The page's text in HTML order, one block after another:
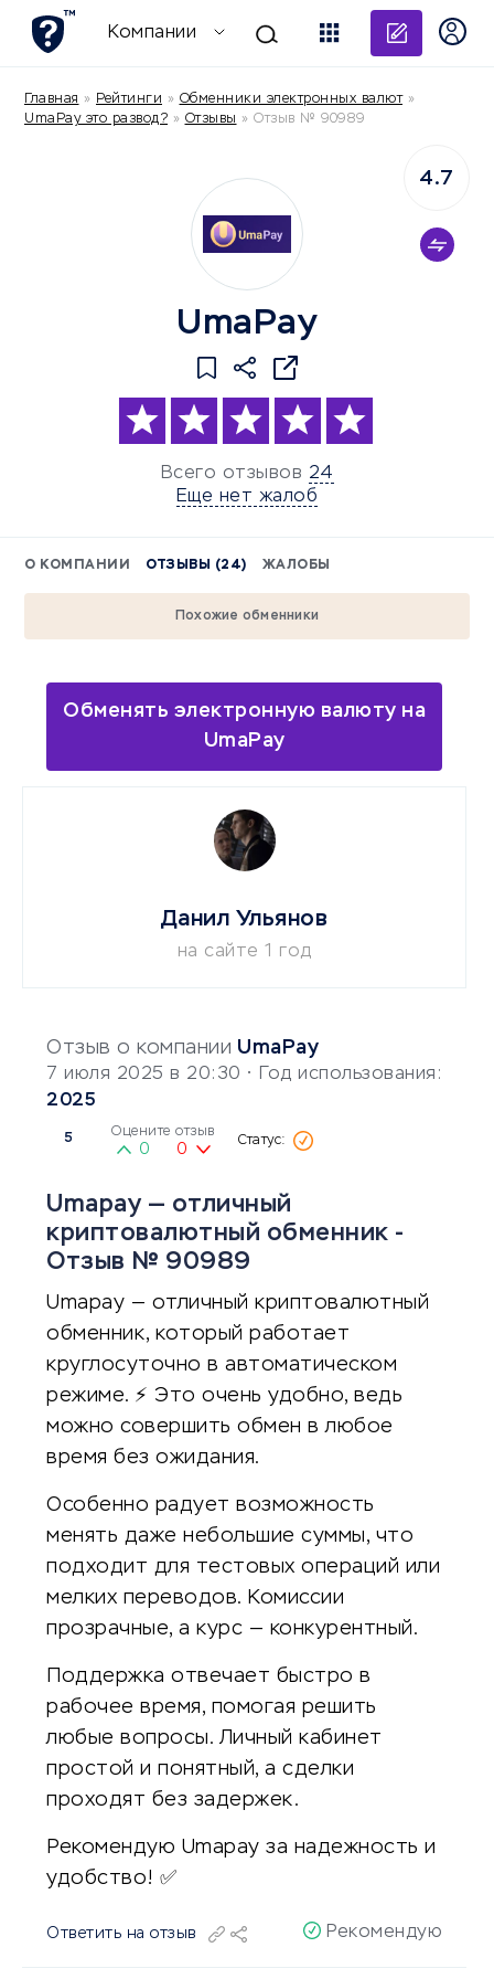
Компании
Главная » Рейтинги » Обменники электронных валют»
UmaPay это развод? » Отзывы » Отзыв № 90989
UmaPay
Всего отзывов 24
Еще нет жалоб
4.7
О КОМПАНИИ ОТЗЫВЫ (24) ЖАЛОБЫ
Похожие обменники
Обменять электронную валюту на
UmaPay
Отзыв о компании UmaPay
7 июля 2025 в 20:30 • Год использования:
2025
5 Оцените отзыв
0 0
Umapay — отличный
криптовалютный обменник -
Отзыв № 90989
Umapay — отличный криптовалютный
обменник, который работает
круглосуточно в автоматическом
режиме. ⚡️ Это очень удобно, ведь
можно совершить обмен в любое
время без ожидания.
Особенно радует возможность
менять даже небольшие суммы, что
подходит для тестовых операций или
мелких переводов. Комиссии
прозрачные, а курс — конкурентный.
Поддержка отвечает быстро в
рабочее время, помогая решить
любые вопросы. Личный кабинет
простой и понятный, а сделки
проходят без задержек.
Рекомендую Umapay за надежность и
удобство! ✅
Ответить на отзыв Рекомендую
Данил Ульянов
на сайте 1 год